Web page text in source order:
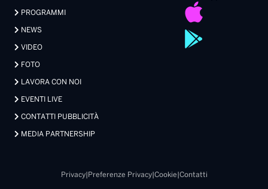
PROGRAMMI
NEWS
VIDEO
FOTO
LAVORA CON NOI
EVENTI LIVE
CONTATTI PUBBLICITÀ
MEDIA PARTNERSHIP
Privacy| Preferenze Privacy| Cookie Contatti